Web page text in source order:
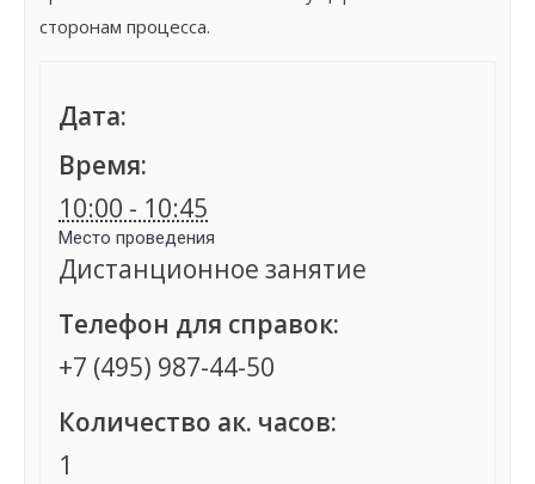
сторонам процесса.
Дата:
Время:
10:00 - 10:45
Место проведения
Дистанционное занятие
Телефон для справок:
+7 (495) 987-44-50
Количество ак. часов:
1